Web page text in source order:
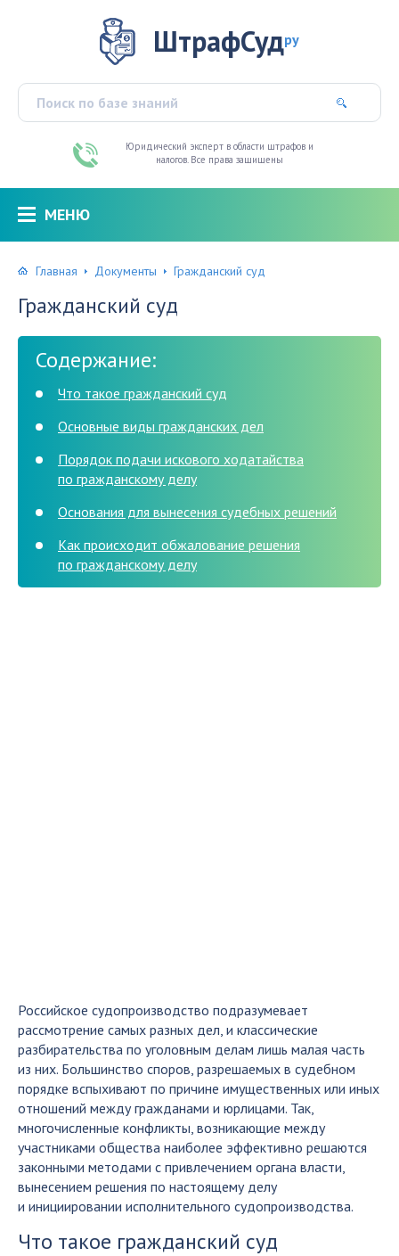
ШтрафСудру
Юридический эксперт в области штрафов и
налогов. Все права защищены
МЕНЮ
Главная Документы Гражданский суд
Гражданский суд
Содержание:
Что такое гражданский суд
Основные виды гражданских дел
Порядок подачи искового ходатайства
по гражданскому делу
Основания для вынесения судебных решений
Как происходит обжалование решения
по гражданскому делу
Российское судопроизводство подразумевает
рассмотрение самых разных дел, и классические
разбирательства по уголовным делам лишь малая часть
из них. Большинство споров, разрешаемых в судебном
порядке вспыхивают по причине имущественных или иных
отношений между гражданами и юрлицами. Так,
многочисленные конфликты, возникающие между
участниками общества наиболее эффективно решаются
законными методами с привлечением органа власти,
вынесением решения по настоящему делу
и инициировании исполнительного судопроизводства.
Что такое гражданский суд